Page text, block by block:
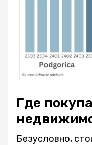
Где
Безусловно,